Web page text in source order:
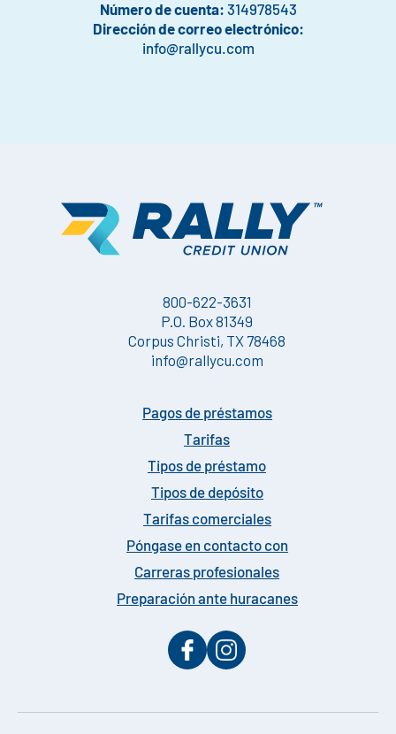
Número de cuenta: 314978543
Dirección de correo electrónico:
info@rallycu.com
800-622-3631
P.O. Box 81349
Corpus Christi, TX 78468
info@rallycu.com
Pagos de préstamos
Tarifas
Tipos de préstamo
Tipos de depósito
Tarifas comerciales
Póngase en contacto con
Carreras profesionales
Preparación ante huracanes